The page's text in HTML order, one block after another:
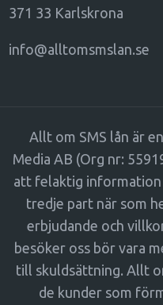
371 33 Karlskrona
info@alltomsmslan.se
Allt om SMS lån är
Media AB (Org nr:
att felaktig information
tredje part när som
erbjudande och
besöker oss bör vara
till skuldsättning. Allt
de kunder som